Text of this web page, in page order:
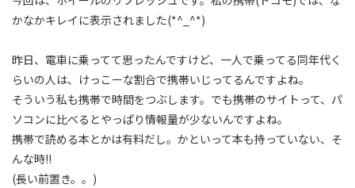
かなかキレイに表示されました(*^_^*)
昨日、電車に乗ってて思ったんですけど、一人で乗ってる同年代く
らいの人は、けっこーな割合で携帯いじってるんですよね。
そういう私も携帯で時間をつぶします。でも携帯のサイトって、パ
ソコンに比べるとやっぱり情報量が少ないんですよね。
携帯で読める本とかは有料だし。かといって本も持っていない、そ
んな時!!
(長い前置き。。)